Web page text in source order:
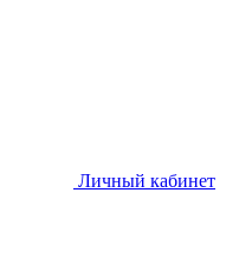
Личный кабинет